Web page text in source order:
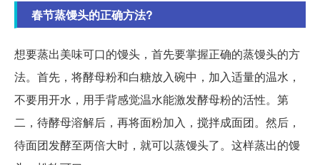
春节蒸馒头的正确方法?
想要蒸出美味可口的馒头，首先要掌握正确的蒸馒头的方
法。首先，将酵母粉和白糖放入碗中，加入适量的温水，
不要用开水，用手背感觉温水能激发酵母粉的活性。第
二，待酵母溶解后，再将面粉加入，搅拌成面团。然后，
待面团发酵至两倍大时，就可以蒸馒头了。这样蒸出的馒